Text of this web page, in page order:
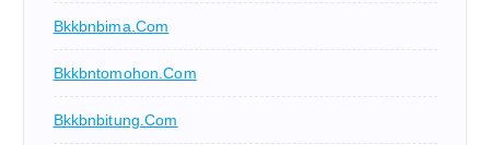
Bkkbnbima.com
Bkkbntomohon.com
Bkkbnbitung.com